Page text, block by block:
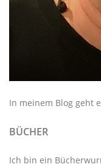
In meinem Blog geht
BÜCHER
Ich bin ein